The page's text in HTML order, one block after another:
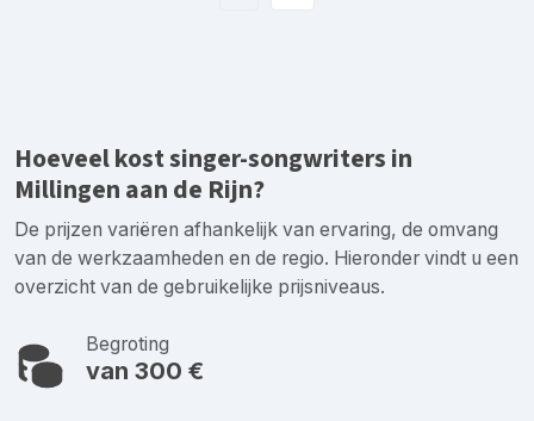
Hoeveel kost singer-songwriters in
Millingen aan de Rijn?
De prijzen variëren afhankelijk van ervaring, de omvang
van de werkzaamheden en de regio. Hieronder vindt u een
overzicht van de gebruikelijke prijsniveaus.
Begroting
van 300 €